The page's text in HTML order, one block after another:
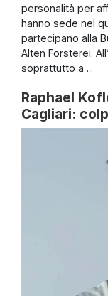
personalità per
hanno sede nel
partecipano alla
Alten Forsterei.
soprattutto a ...
Raphael
Cagliari: